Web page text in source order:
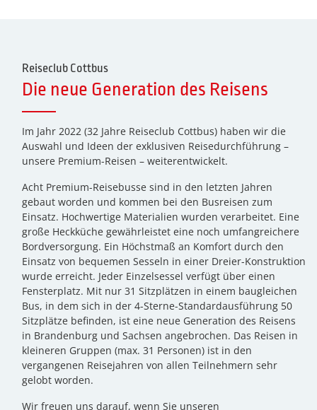
Reiseclub Cottbus
Die neue Generation des Reisens
Im Jahr 2022 (32 Jahre Reiseclub Cottbus) haben wir die
Auswahl und Ideen der exklusiven Reisedurchführung –
unsere Premium-Reisen – weiterentwickelt.
Acht Premium-Reisebusse sind in den letzten Jahren
gebaut worden und kommen bei den Busreisen zum
Einsatz. Hochwertige Materialien wurden verarbeitet. Eine
große Heckküche gewährleistet eine noch umfangreichere
Bordversorgung. Ein Höchstmaß an Komfort durch den
Einsatz von bequemen Sesseln in einer Dreier-Konstruktion
wurde erreicht. Jeder Einzelsessel verfügt über einen
Fensterplatz. Mit nur 31 Sitzplätzen in einem baugleichen
Bus, in dem sich in der 4-Sterne-Standardausführung 50
Sitzplätze befinden, ist eine neue Generation des Reisens
in Brandenburg und Sachsen angebrochen. Das Reisen in
kleineren Gruppen (max. 31 Personen) ist in den
vergangenen Reisejahren von allen Teilnehmern sehr
gelobt worden.
Wir freuen uns darauf, wenn Sie unseren